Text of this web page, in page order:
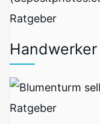
Ratgeber
Ratgeber